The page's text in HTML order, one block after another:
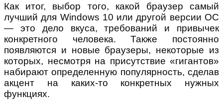
Как итог, выбор того, какой браузер самый
лучший для Windows 10 или другой версии ОС
— это дело вкуса, требований и привычек
конкретного человека. Также постоянно
появляются и новые браузеры, некоторые из
которых, несмотря на присутствие «гигантов»
набирают определенную популярность, сделав
акцент на каких-то конкретных нужных
функциях.